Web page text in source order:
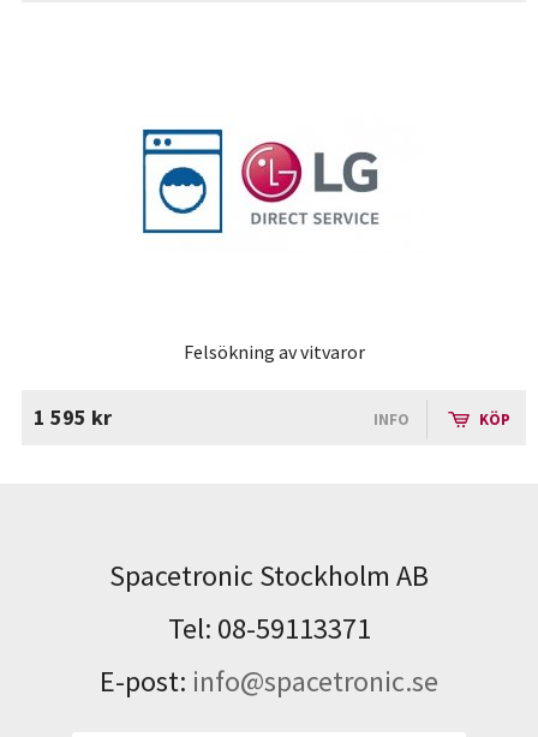
Felsökning av vitvaror
1 595 kr INFO KÖP
Spacetronic Stockholm AB
Tel: 08-59113371
E-post: info@spacetronic.se